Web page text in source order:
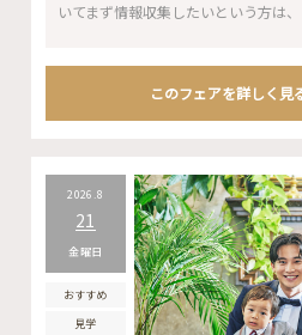
いてまず情報収集したいという方は
このフェアを詳しく見
2026.8
21
金曜日
おすすめ
見学